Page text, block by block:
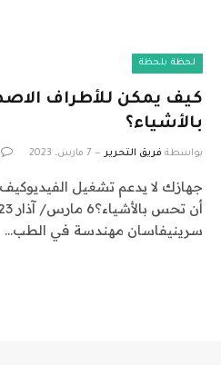
لحظة بلحظة
كيف يمكن للأطراف
بالأشياء؟
بواسطة فريق التحرير 7 مارس، 2023
جهازك لا يدعم تشغيل
سرينيفاسان مهندسة في الطب…